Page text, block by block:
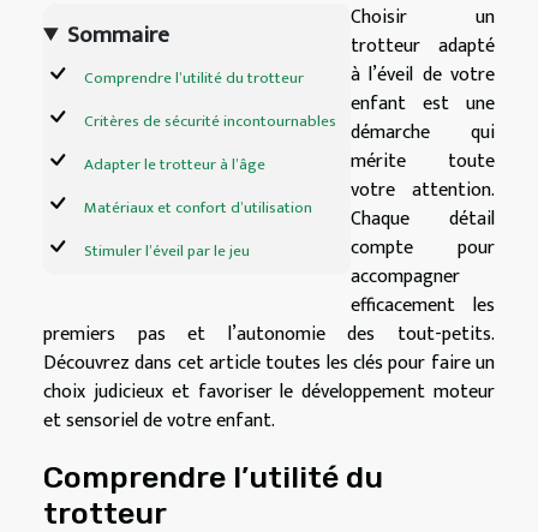
Sommaire
Comprendre l’utilité du trotteur
Critères de sécurité incontournables
Adapter le trotteur à l’âge
Matériaux et confort d’utilisation
Stimuler l’éveil par le jeu
Choisir un
trotteur adapté
à l’éveil de votre
enfant est une
démarche qui
mérite toute
votre attention.
Chaque détail
compte pour
accompagner
efficacement les
premiers pas et l’autonomie des tout-petits.
Découvrez dans cet article toutes les clés pour faire un
choix judicieux et favoriser le développement moteur
et sensoriel de votre enfant.
Comprendre l’utilité du
trotteur